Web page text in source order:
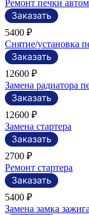
Ремонт печки
5400 ₽
Снятие/установка
12600 ₽
Замена радиатора
12600 ₽
Замена стартера
2700 ₽
Ремонт стартера
5400 ₽
Замена замка